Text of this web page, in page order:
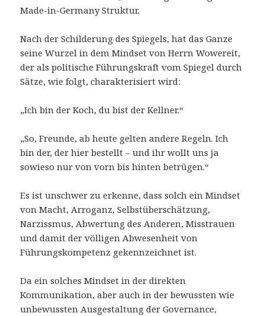
Made-in-Germany Struktur.
Nach der Schilderung des Spiegels, hat das Ganze
seine Wurzel in dem Mindset von Herrn Wowereit,
der als politische Führungskraft vom Spiegel durch
Sätze, wie folgt, charakterisiert wird:
„Ich bin der Koch, du bist der Kellner.“
„So, Freunde, ab heute gelten andere Regeln. Ich
bin der, der hier bestellt – und ihr wollt uns ja
sowieso nur von vorn bis hinten betrügen.“
Es ist unschwer zu erkenne, dass solch ein Mindset
von Macht, Arroganz, Selbstüberschätzung,
Narzissmus, Abwertung des Anderen, Misstrauen
und damit der völligen Abwesenheit von
Führungskompetenz gekennzeichnet ist.
Da ein solches Mindset in der direkten
Kommunikation, aber auch in der bewussten wie
unbewussten Ausgestaltung der Governance,